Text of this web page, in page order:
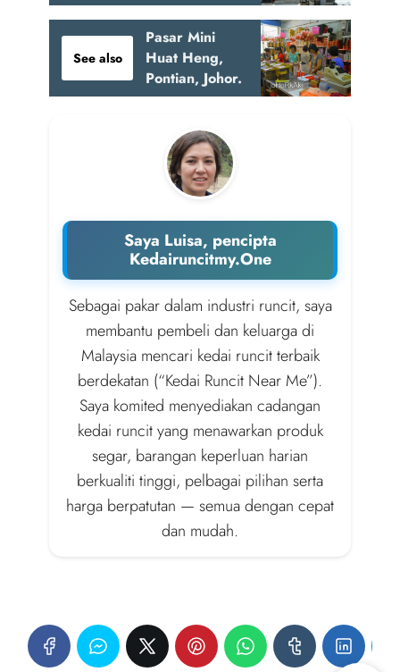
See also
Pasar Mini
Huat Heng,
Pontian, Johor.
Saya Luisa, pencipta
Kedairuncitmy.One
Sebagai pakar dalam industri runcit, saya
membantu pembeli dan keluarga di
Malaysia mencari kedai runcit terbaik
berdekatan (“Kedai Runcit Near Me”).
Saya komited menyediakan cadangan
kedai runcit yang menawarkan produk
segar, barangan keperluan harian
berkualiti tinggi, pelbagai pilihan serta
harga berpatutan — semua dengan cepat
dan mudah.